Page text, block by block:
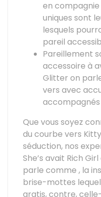
en
uniques sont
lesquels
pareil
Pareillement
accessoire à
Glitter on
vers avec
accompagnés
Que vous soyez
du courbe vers
séduction, nos
She’s avait Rich
parle comme , la
brise-mottes
gratis, contre,